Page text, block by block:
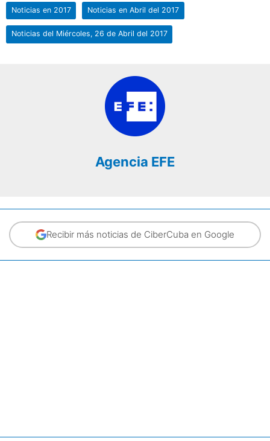
Noticias en 2017 Noticias en Abril del 2017
Noticias del Miércoles, 26 de Abril del 2017
Agencia EFE
Recibir más noticias de CiberCuba en Google